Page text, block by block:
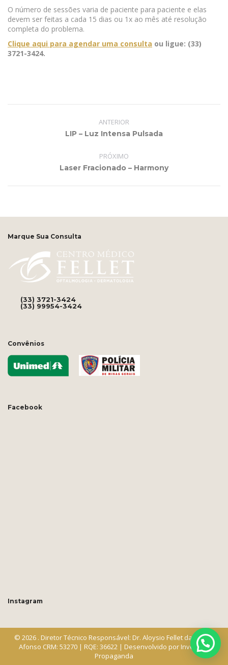
O número de sessões varia de paciente para paciente e elas
devem ser feitas a cada 15 dias ou 1x ao mês até resolução
completa do problema.
Clique aqui para agendar uma consulta ou ligue: (33)
3721-3424.
ANTERIOR
Previous
LIP – Luz Intensa Pulsada
PRÓXIMO
Next
Laser Fracionado – Harmony
Marque Sua Consulta
(33) 3721-3424
(33) 99954-3424
Convênios
Facebook
Instagram
© 2026 . Diretor Técnico Responsável: Dr. Aloysio Fellet da Cunha
Afonso CRM: 53270 | RQE: 36622 | Desenvolvido porInventiva
Propaganda